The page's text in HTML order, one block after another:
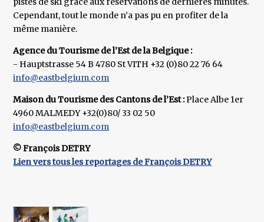
Cependant, tout le monde n’a pas pu en profiter de la
même manière.
Agence du Tourisme de l’Est de la Belgique :
- Hauptstrasse 54 B 4780 St VITH +32 (0)80 22 76 64
info@eastbelgium.com
Maison du Tourisme des Cantons de l’Est :Place Albe 1er
4960 MALMEDY +32(0)80/ 33 02 50
info@eastbelgium.com
© François DETRY
Lien vers tous les reportages de François DETRY